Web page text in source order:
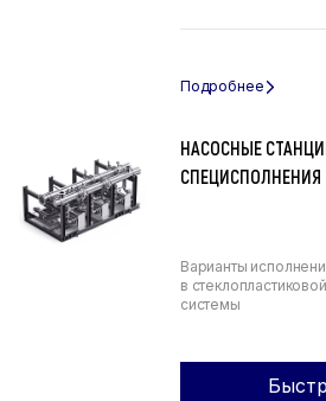
НАСОСНЫЕ
СПЕЦИСПОЛНЕНИЯ
Варианты
в
системы